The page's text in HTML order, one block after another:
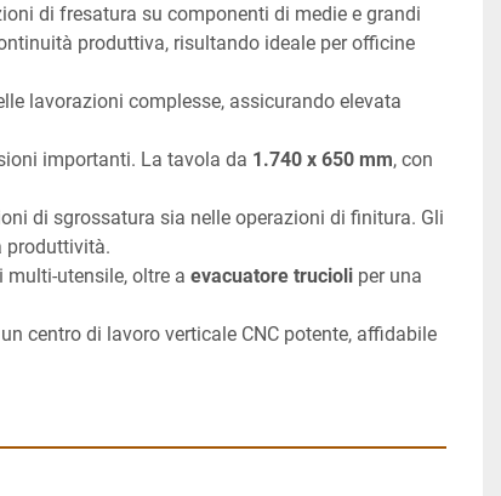
di fresatura su componenti di medie e grandi
produttiva, risultando ideale per officine
lavorazioni complesse, assicurando elevata
importanti. La tavola da 1.740 x 650 mm, con
di sgrossatura sia nelle operazioni di finitura. Gli
produttività.
multi-utensile, oltre a evacuatore trucioli per una
centro di lavoro verticale CNC potente, affidabile